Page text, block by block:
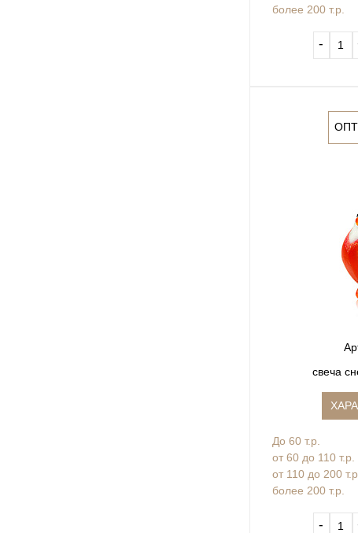
более 200 т.р.
‐
ОПТ
свеча
До 60 т.р.
от 60 до 110 т.р.
от 110 до 200 т.р
более 200 т.р.
‐